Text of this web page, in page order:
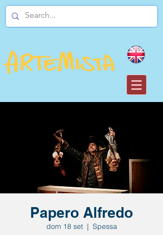
Papero Alfredo
dom 18 set
  |
Spessa